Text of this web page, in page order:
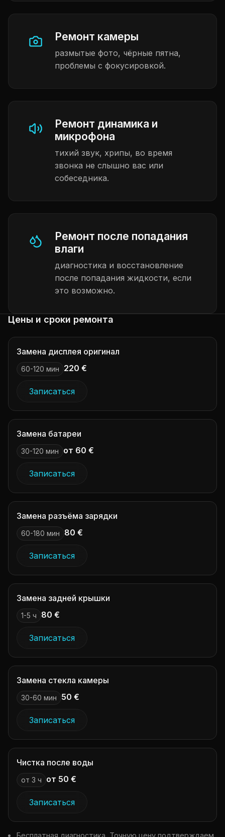
Ремонт камеры
размытые фото, чёрные пятна,
проблемы с фокусировкой.
Ремонт динамика и
микрофона
тихий звук, хрипы, во время
звонка не слышно вас или
собеседника.
Ремонт после попадания
влаги
диагностика и восстановление
после попадания жидкости, если
это возможно.
Цены и сроки ремонта
Замена дисплея оригинал
60-120 мин 220 €
Записаться
Замена батареи
30-120 мин от 60 €
Записаться
Замена разъёма зарядки
60-180 мин 80 €
Записаться
Замена задней крышки
1-5 ч 80 €
Записаться
Замена стекла камеры
30-60 мин 50 €
Записаться
Чистка после воды
от 3 ч от 50 €
Записаться